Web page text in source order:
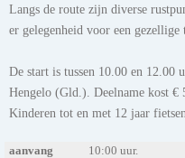
Langs de route zijn diverse
er gelegenheid voor een gezellige
De start is tussen 10.00 en
Hengelo (Gld.). Deelname kost €
Kinderen tot en met 12 jaar
aanvang
10:00 uur.